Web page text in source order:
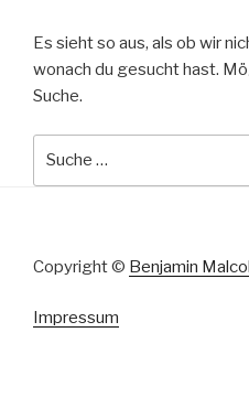
Es sieht so aus, als ob wir
wonach du gesucht hast.
Suche.
Copyright © Benjamin
Impressum